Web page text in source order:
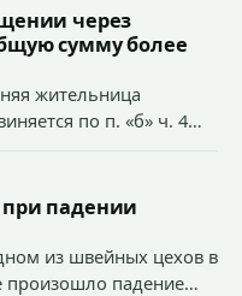
через
сумму более
жительница
по п. «б» ч. 4
маркетплейс.
падении
из швейных цехов в
произошло падение